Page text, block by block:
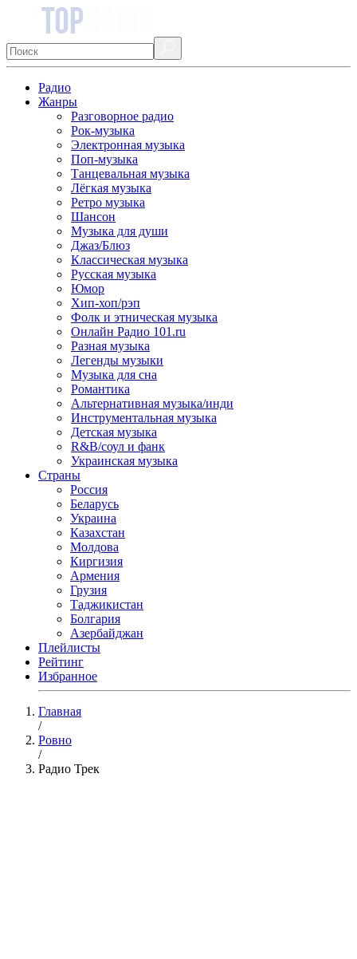
Радио
Жанры
Разговорное радио
Рок-музыка
Электронная музыка
Поп-музыка
Танцевальная музыка
Лёгкая музыка
Ретро музыка
Шансон
Музыка для души
Джаз/Блюз
Классическая музыка
Русская музыка
Юмор
Хип-хоп/рэп
Фолк и этническая музыка
Онлайн Радио 101.ru
Разная музыка
Легенды музыки
Музыка для сна
Романтика
Альтернативная музыка/инди
Инструментальная музыка
Детская музыка
R&B/cоул и фанк
Украинская музыка
Страны
Россия
Беларусь
Украина
Казахстан
Молдова
Киргизия
Армения
Грузия
Таджикистан
Болгария
Азербайджан
Плейлисты
Рейтинг
Избранное
Главная
/
Ровно
/
Радио Трек